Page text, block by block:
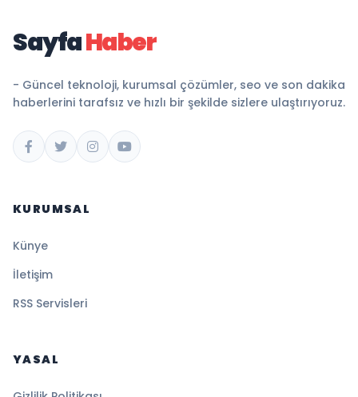
SayfaHaber
- Güncel teknoloji, kurumsal çözümler, seo ve son dakika
haberlerini tarafsız ve hızlı bir şekilde sizlere ulaştırıyoruz.
KURUMSAL
Künye
İletişim
RSS Servisleri
YASAL